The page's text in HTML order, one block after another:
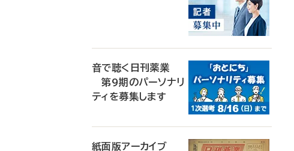
音で聴く日刊薬業
第9期のパーソナリ
ティを募集します
紙面版アーカイブ